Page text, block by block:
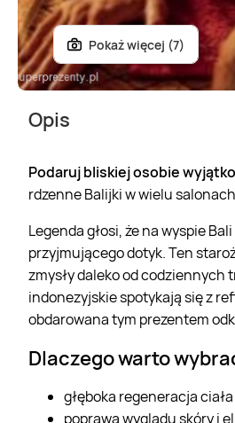
Pokaż więcej (7)
Opis
Podaruj bliskiej osobie
rdzenne Balijki w wielu
Legenda głosi, że na wyspie
przyjmującego dotyk. Ten
zmysły daleko od codziennych
indonezyjskie spotykają się z
obdarowana tym prezentem
Dlaczego warto
głęboka regeneracja
poprawa wyglądu skóry i